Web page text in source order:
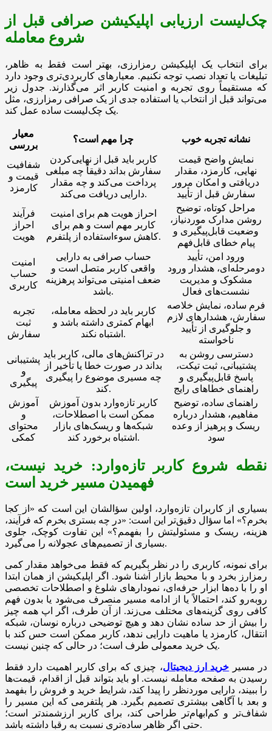
چک‌لیست ارزیابی اپلیکیشن صرافی قبل از
شروع معامله
برای انتخاب یک اپلیکیشن رمزارزی، بهتر است فقط به ظاهر،
تبلیغات یا تعداد نصب توجه نکنیم. معیارهای کاربردی‌تری وجود دارد
که مستقیماً روی تجربه و امنیت کاربر اثر می‌گذارند. جدول زیر
می‌تواند قبل از انتخاب یا استفاده جدی از یک صرافی رمزارزی، مثل
یک چک‌لیست ساده عمل کند.
معیار
بررسی
چرا مهم است؟ نشانه تجربه خوب
شفافیت
قیمت و
کارمزد
کاربر باید قبل از نهایی‌کردن
سفارش بداند دقیقاً چه مبلغی
پرداخت می‌کند و چه مقدار
دارایی دریافت می‌کند.
نمایش واضح قیمت
نهایی، کارمزد، مقدار
دریافتی و امکان مرور
سفارش قبل از تأیید
فرآیند
احراز
هویت
احراز هویت هم برای امنیت
کاربر مهم است و هم برای
کاهش سوءاستفاده از پلتفرم.
مراحل کوتاه، توضیح
روشن مدارک موردنیاز،
وضعیت قابل‌پیگیری و
پیام خطای قابل‌فهم
امنیت
حساب
کاربری
حساب صرافی به دارایی
واقعی کاربر متصل است و
ضعف امنیتی می‌تواند پرهزینه
باشد.
ورود امن، تأیید
دومرحله‌ای، هشدار ورود
مشکوک و مدیریت
نشست‌های فعال
تجربه
ثبت
سفارش
کاربر باید در لحظه معامله،
ابهام کمتری داشته باشد و
اشتباه نکند.
فرم ساده، نمایش خلاصه
سفارش، هشدارهای لازم
و جلوگیری از تأیید
ناخواسته
پشتیبانی
و
پیگیری
در تراکنش‌های مالی، کاربر باید
بداند در صورت خطا یا تأخیر از
چه مسیری موضوع را پیگیری
کند.
دسترسی روشن به
پشتیبانی، ثبت تیکت،
پاسخ قابل‌پیگیری و
راهنمای خطاهای رایج
آموزش
و
محتوای
کمکی
کاربر تازه‌وارد بدون آموزش
ممکن است با اصطلاحات،
شبکه‌ها و ریسک‌های بازار
اشتباه برخورد کند.
راهنمای ساده، توضیح
مفاهیم، هشدار درباره
ریسک و پرهیز از وعده
سود
نقطه شروع کاربر تازه‌وارد: خرید نیست،
فهمیدن مسیر خرید است
بسیاری از کاربران تازه‌وارد، اولین سؤالشان این است که «از کجا
بخرم؟» اما سؤال دقیق‌تر این است: «در چه بستری بخرم که فرآیند،
هزینه، ریسک و مسئولیتش را بفهمم؟» این تفاوت کوچک، جلوی
بسیاری از تصمیم‌های عجولانه را می‌گیرد.
برای نمونه، کاربری را در نظر بگیریم که فقط می‌خواهد مقدار کمی
رمزارز بخرد و با محیط بازار آشنا شود. اگر اپلیکیشن از همان ابتدا
او را با ده‌ها ابزار حرفه‌ای، نمودارهای شلوغ و اصطلاحات تخصصی
روبه‌رو کند، احتمالاً یا از ادامه مسیر منصرف می‌شود یا بدون فهم
کافی روی گزینه‌های مختلف می‌زند. از آن طرف، اگر اپ همه چیز
را بیش از حد ساده نشان دهد و هیچ توضیحی درباره نوسان، شبکه
انتقال، کارمزد یا ماهیت دارایی ندهد، کاربر ممکن است حس کند با
یک خرید معمولی طرف است؛ در حالی که چنین نیست.
در مسیر خرید ارز دیجیتال، چیزی که برای کاربر اهمیت دارد فقط
رسیدن به صفحه معامله نیست. او باید بتواند قبل از اقدام، قیمت‌ها
را ببیند، دارایی موردنظر را پیدا کند، شرایط خرید و فروش را بفهمد
و بعد با آگاهی بیشتری تصمیم بگیرد. هر پلتفرمی که این مسیر را
شفاف‌تر و کم‌ابهام‌تر طراحی کند، برای کاربر ارزشمندتر است؛
حتی اگر ظاهر ساده‌تری نسبت به رقبا داشته باشد.